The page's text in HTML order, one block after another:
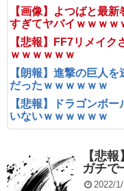
【画像】よつばと最
すぎてヤバイｗｗｗｗ
【悲報】FF7リメイ
ｗｗｗｗｗｗ
【朗報】進撃の巨人
だったｗｗｗｗｗｗ
【悲報】ドラゴンボ
いないｗｗｗｗｗｗ
【悲
ガチで
2022/